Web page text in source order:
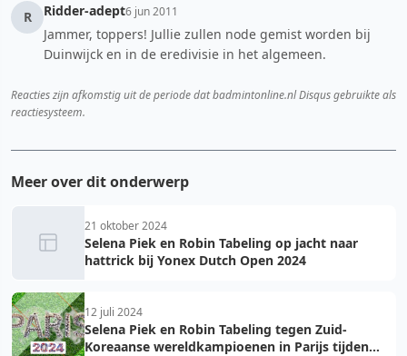
R
Ridder-adept6 jun 2011
Jammer, toppers! Jullie zullen node gemist worden bij
Duinwijck en in de eredivisie in het algemeen.
Reacties zijn afkomstig uit de periode dat badmintonline.nl Disqus gebruikte als
reactiesysteem.
Meer over dit onderwerp
21 oktober 2024
Selena Piek en Robin Tabeling op jacht naar
hattrick bij Yonex Dutch Open 2024
12 juli 2024
Selena Piek en Robin Tabeling tegen Zuid-
Koreaanse wereldkampioenen in Parijs tijden